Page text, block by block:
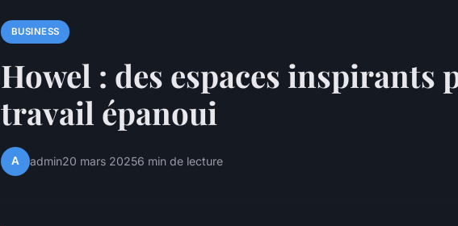
BUSINESS
Howel : des espaces inspirants
travail épanoui
A admin20 mars 20256 min de lecture